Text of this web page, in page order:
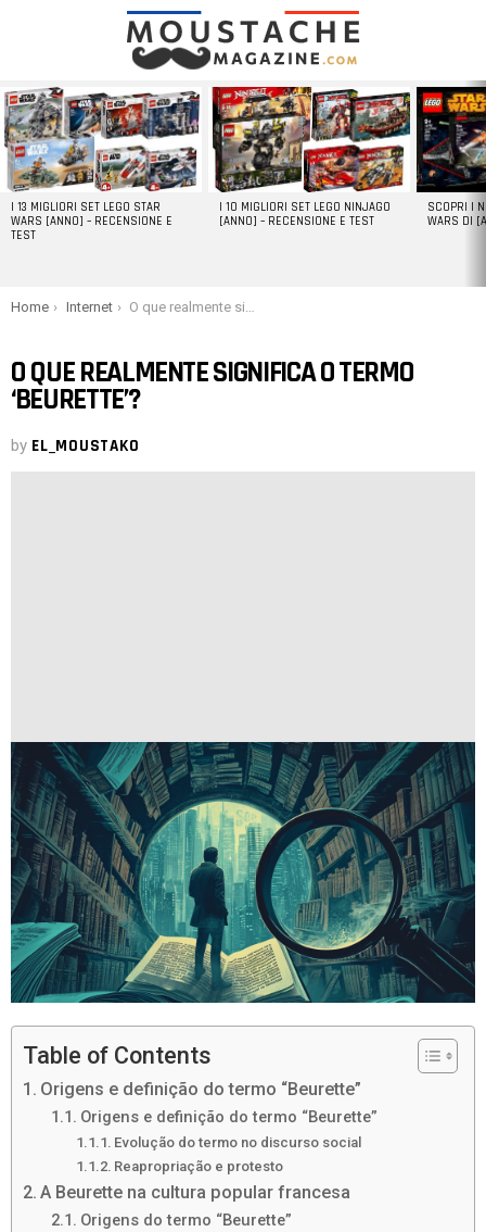
LATEST
STORIES
I 13 MIGLIORI SET LEGO STAR
WARS [ANNO] – RECENSIONE E
TEST
I 10 MIGLIORI SET LEGO NINJAGO
[ANNO] – RECENSIONE E TEST
SCOPRI I
WARS DI
You are here:
Home Internet O que realmente significa o termo ‘beurette’?
O QUE REALMENTE SIGNIFICA O TERMO
‘BEURETTE’?
by EL_MOUSTAKO
Table of Contents
Origens e definição do termo “Beurette”
Origens e definição do termo “Beurette”
Evolução do termo no discurso social
Reapropriação e protesto
A Beurette na cultura popular francesa
Origens do termo “Beurette”